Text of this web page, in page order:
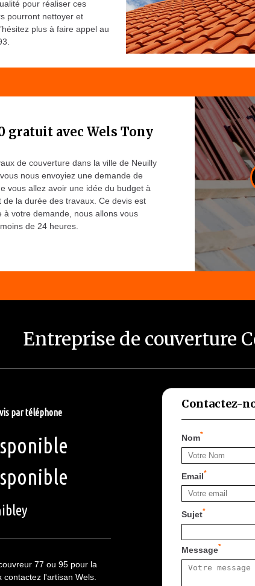
pour réaliser ces
pourront nettoyer et
plus à faire appel au
gratuit avec Wels Tony
de couverture dans la ville de Neuilly
nous envoyiez une demande de
vous allez avoir une idée du budget à
la durée des travaux. Ce devis est
votre demande, nous allons vous
de 24 heures.
Entreprise de couverture
Contactez-
Nom*
Email*
Sujet*
Message*
par téléphone
77 ou 95 pour la
l'artisan Wels.